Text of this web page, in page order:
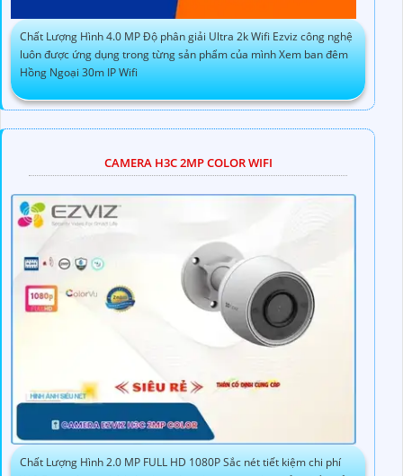
Chất Lượng Hình 4.0 MP Độ phân giải Ultra 2k Wifi Ezviz công nghệ
luôn được ứng dụng trong từng sản phẩm của mình Xem ban đêm
Hồng Ngoại 30m IP Wifi
CAMERA H3C 2MP COLOR WIFI
Chất Lượng Hình 2.0 MP FULL HD 1080P Sắc nét tiết kiệm chi phí